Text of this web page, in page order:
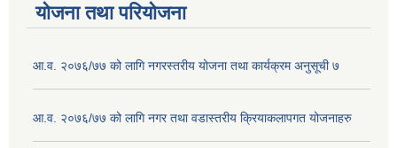
योजना तथा परियोजना
आ.व. २०७६/७७ को लागि नगरस्तरीय योजना तथा कार्यक्रम अनुसूची ७
आ.व. २०७६/७७ को लागि नगर तथा वडास्तरीय क्रियाकलापगत योजनाहरु